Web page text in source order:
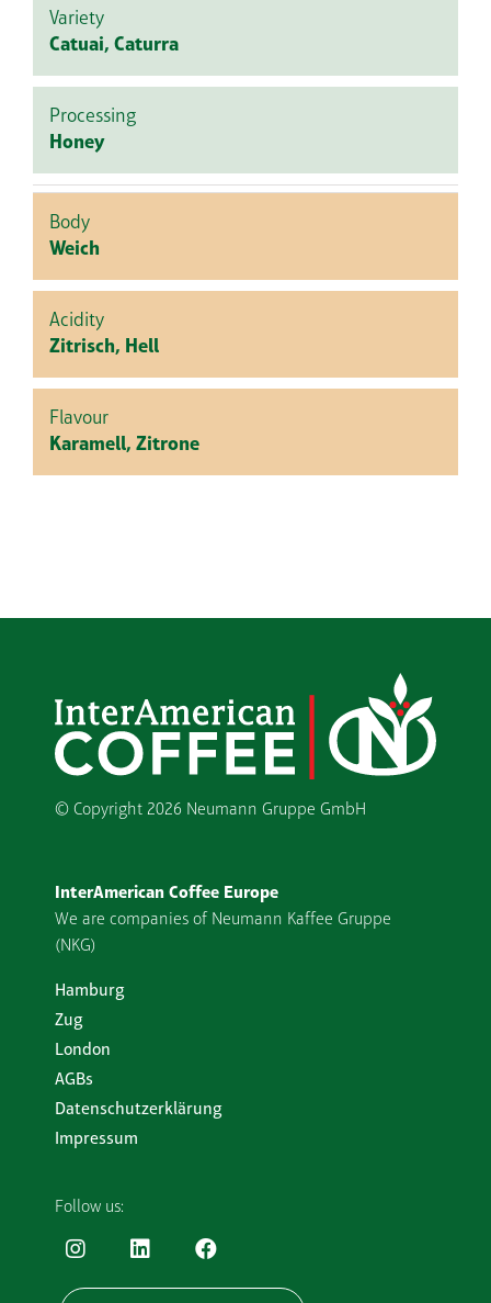
Variety
Catuai, Caturra
Processing
Honey
Body
Weich
Acidity
Zitrisch, Hell
Flavour
Karamell, Zitrone
InterAmerican Coffee Europe
We are companies of Neumann Kaffee Gruppe
(NKG)
Hamburg
Zug
London
AGBs
Datenschutzerklärung
Impressum
Follow us:
© Copyright 2026 Neumann Gruppe GmbH